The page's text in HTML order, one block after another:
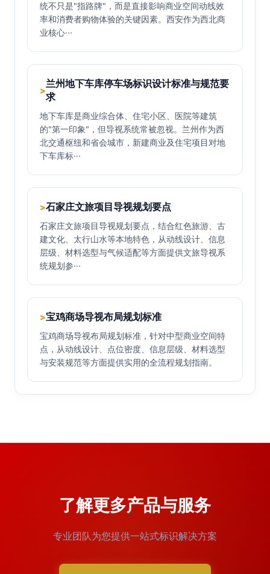
统不只是"指路牌"，而是直接影响商业空间动线效
率和消费者购物体验的关键因素。西安作为西北商
业核心···
>
兰州地下车库停车场标识设计标准与规范要
求
地下车库是商业综合体、住宅小区、医院等建筑
的"第一印象"，但导视系统常被忽视。兰州作为西
北交通枢纽和省会城市，新建商业及住宅项目对地
下车库标···
>石家庄文旅项目导视规划要点
石家庄文旅项目导视规划要点，结合红色旅游、古
建文化、太行山水等本地特色，从动线设计、信息
层级、材料选型与气候适配等方面提供文旅导视系
统规划参···
>宝鸡商场导视布局规划标准
宝鸡商场导视布局规划标准，针对中型商业空间特
点，从动线设计、点位密度、信息层级、材料选型
与安装规范等方面提供实用的全流程规划指南。
了解更多产品与服务
专业团队为您提供一站式标识解决方案